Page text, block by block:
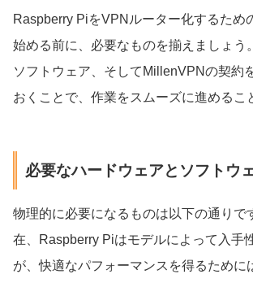
Raspberry PiをVPNルーター化するため
始める前に、必要なものを揃えましょう
ソフトウェア、そしてMillenVPNの契約
おくことで、作業をスムーズに進めるこ
必要なハードウェアとソフトウ
物理的に必要になるものは以下の通りで
在、Raspberry Piはモデルによって入手
が、快適なパフォーマンスを得るために